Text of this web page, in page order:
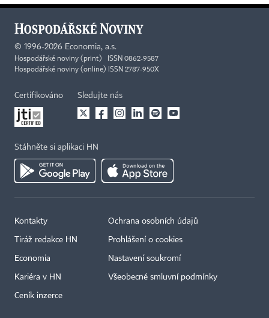
© 1996-2026 Economia, a.s.
Hospodářské noviny (print) ISSN 0862-9587
Hospodářské noviny (online) ISSN 2787-950X
Certifikováno Sledujte nás
Stáhněte si aplikaci HN
Kontakty
Tiráž redakce HN
Economia
Kariéra v HN
Ceník inzerce
Ochrana osobních údajů
Prohlášení o cookies
Nastavení soukromí
Všeobecné smluvní podmínky